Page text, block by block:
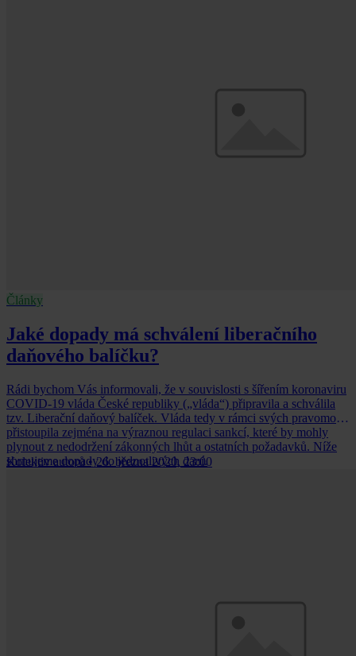
Články
Jaké dopady má schválení liberačního
daňového balíčku?
Rádi bychom Vás informovali, že v souvislosti s šířením koronaviru
COVID-19 vláda České republiky („vláda“) připravila a schválila
tzv. Liberační daňový balíček. Vláda tedy v rámci svých pravomocí
přistoupila zejména na výraznou regulaci sankcí, které by mohly
plynout z nedodržení zákonných lhůt a ostatních požadavků. Níže
shrnujeme dopady do jednotlivých daní.
Kolektiv autorů • 26. března 2020, 23:00